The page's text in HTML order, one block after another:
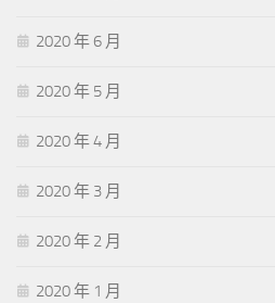
2020 年 6 月
2020 年 5 月
2020 年 4 月
2020 年 3 月
2020 年 2 月
2020 年 1 月